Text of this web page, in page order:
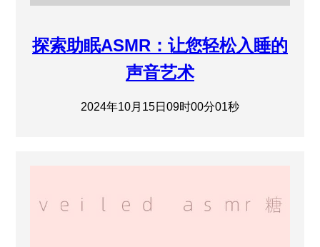
探索助眠ASMR：让您轻松入睡的
声音艺术
2024年10月15日09时00分01秒